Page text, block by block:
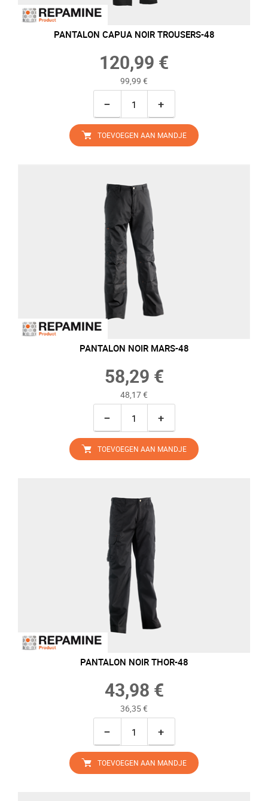
PANTALON CAPUA NOIR TROUSERS-48
120,99 €
99,99 €
− +
TOEVOEGEN AAN MANDJE
PANTALON NOIR MARS-48
58,29 €
48,17 €
− +
TOEVOEGEN AAN MANDJE
PANTALON NOIR THOR-48
43,98 €
36,35 €
− +
TOEVOEGEN AAN MANDJE